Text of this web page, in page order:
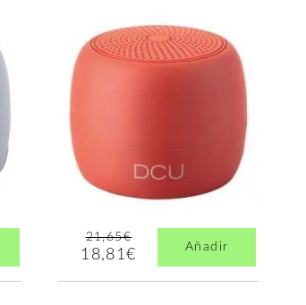
21,65€
18,81€ Añadir